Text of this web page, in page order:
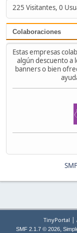
225 Visitantes, 0
Colaboraciones
Estas empresas
algún descuento a
banners o bien
TinyPortal |
SMF 2.1.7 © 2026,